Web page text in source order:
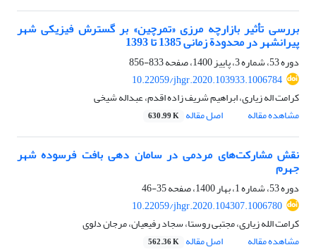
بررسی تأثیر بازارچه مرزی «تمرچین» بر گسترش فیزیکی شهر
پیرانشهر در محدودة زمانی 1385 تا 1393
دوره 53، شماره 3، پاییز 1400، صفحه
833-856
10.22059/jhgr.2020.103933.1006784
کرامت اله زیاری، ابراهیم شریف زاده اقدم، عبداله شیخی
مشاهده مقاله
اصل مقاله 630.99 K
نقش مشارکت‌های مردمی در سامان دهی بافت فرسوده شهر
جهرم
دوره 53، شماره 1، بهار 1400، صفحه
35-46
10.22059/jhgr.2020.104307.1006780
کرامت الله زیاری، مجتبی روستا، سجاد رفیعیان، مرجان دلوی
مشاهده مقاله
اصل مقاله 562.36 K